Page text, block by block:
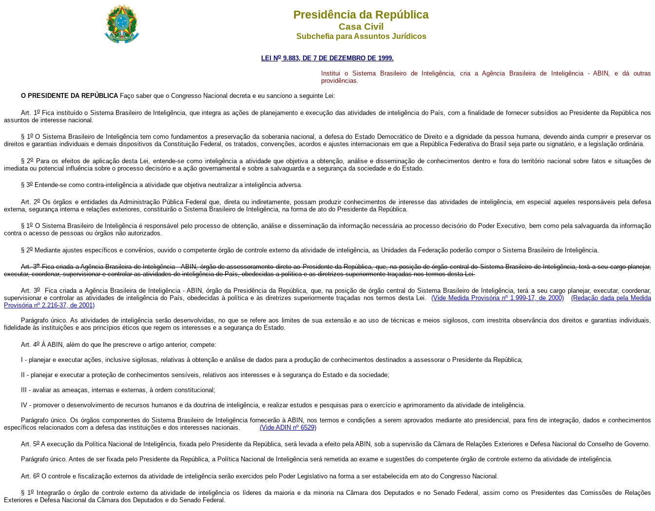
Presidência da República
Casa Civil
Subchefia para Assuntos Jurídicos
LEI No 9.883, DE 7 DE DEZEMBRO DE 1999.
Institui o Sistema Brasileiro de Inteligência, cria a Agência Brasileira de Inteligência - ABIN, e dá outras
providências.
O PRESIDENTE DA REPÚBLICA Faço saber que o Congresso Nacional decreta e eu sanciono a seguinte Lei:
Art. 1oFica instituído o Sistema Brasileiro de Inteligência, que integra as ações de planejamento e execução das atividades de inteligência do País, com a finalidade de fornecer subsídios ao Presidente da República nos
assuntos de interesse nacional.
§ 1oO Sistema Brasileiro de Inteligência tem como fundamentos a preservação da soberania nacional, a defesa do Estado Democrático de Direito e a dignidade da pessoa humana, devendo ainda cumprir e preservar os
direitos e garantias individuais e demais dispositivos da Constituição Federal, os tratados, convenções, acordos e ajustes internacionais em que a República Federativa do Brasil seja parte ou signatário, e a legislação ordinária.
§ 2oPara os efeitos de aplicação desta Lei, entende-se como inteligência a atividade que objetiva a obtenção, análise e disseminação de conhecimentos dentro e fora do território nacional sobre fatos e situações de
imediata ou potencial influência sobre o processo decisório e a ação governamental e sobre a salvaguarda e a segurança da sociedade e do Estado.
§ 3o Entende-se como contra-inteligência a atividade que objetiva neutralizar a inteligência adversa.
Art. 2oOs órgãos e entidades da Administração Pública Federal que, direta ou indiretamente, possam produzir conhecimentos de interesse das atividades de inteligência, em especial aqueles responsáveis pela defesa
externa, segurança interna e relações exteriores, constituirão o Sistema Brasileiro de Inteligência, na forma de ato do Presidente da República.
§ 1oO Sistema Brasileiro de Inteligência é responsável pelo processo de obtenção, análise e disseminação da informação necessária ao processo decisório do Poder Executivo, bem como pela salvaguarda da informação
contra o acesso de pessoas ou órgãos não autorizados.
§ 2o Mediante ajustes específicos e convênios, ouvido o competente órgão de controle externo da atividade de inteligência, as Unidades da Federação poderão compor o Sistema Brasileiro de Inteligência.
Art. 3oFica criada a Agência Brasileira de Inteligência - ABIN, órgão de assessoramento direto ao Presidente da República, que, na posição de órgão central do Sistema Brasileiro de Inteligência, terá a seu cargo planejar,
executar, coordenar, supervisionar e controlar as atividades de inteligência do País, obedecidas a política e as diretrizes superiormente traçadas nos termos desta Lei.
Art. 3o
Fica criada a Agência Brasileira de Inteligência - ABIN, órgão da Presidência da República, que, na posição de órgão central do Sistema Brasileiro de Inteligência, terá a seu cargo planejar, executar, coordenar,
supervisionar e controlar as atividades de inteligência do País, obedecidas à política e às diretrizes superiormente traçadas nos termos desta Lei.
(Vide Medida Provisória nº 1.999-17, de 2000)
(Redação dada pela Medida
Provisória nº 2.216-37, de 2001)
Parágrafo único. As atividades de inteligência serão desenvolvidas, no que se refere aos limites de sua extensão e ao uso de técnicas e meios sigilosos, com irrestrita observância dos direitos e garantias individuais,
fidelidade às instituições e aos princípios éticos que regem os interesses e a segurança do Estado.
Art. 4o À ABIN, além do que lhe prescreve o artigo anterior, compete:
I - planejar e executar ações, inclusive sigilosas, relativas à obtenção e análise de dados para a produção de conhecimentos destinados a assessorar o Presidente da República;
II - planejar e executar a proteção de conhecimentos sensíveis, relativos aos interesses e à segurança do Estado e da sociedade;
III - avaliar as ameaças, internas e externas, à ordem constitucional;
IV - promover o desenvolvimento de recursos humanos e da doutrina de inteligência, e realizar estudos e pesquisas para o exercício e aprimoramento da atividade de inteligência.
Parágrafo único. Os órgãos componentes do Sistema Brasileiro de Inteligência fornecerão à ABIN, nos termos e condições a serem aprovados mediante ato presidencial, para fins de integração, dados e conhecimentos
específicos relacionados com a defesa das instituições e dos interesses nacionais. (Vide ADIN nº 6529)
Art. 5o A execução da Política Nacional de Inteligência, fixada pelo Presidente da República, será levada a efeito pela ABIN, sob a supervisão da Câmara de Relações Exteriores e Defesa Nacional do Conselho de Governo.
Parágrafo único. Antes de ser fixada pelo Presidente da República, a Política Nacional de Inteligência será remetida ao exame e sugestões do competente órgão de controle externo da atividade de inteligência.
Art. 6o O controle e fiscalização externos da atividade de inteligência serão exercidos pelo Poder Legislativo na forma a ser estabelecida em ato do Congresso Nacional.
§ 1oIntegrarão o órgão de controle externo da atividade de inteligência os líderes da maioria e da minoria na Câmara dos Deputados e no Senado Federal, assim como os Presidentes das Comissões de Relações
Exteriores e Defesa Nacional da Câmara dos Deputados e do Senado Federal.